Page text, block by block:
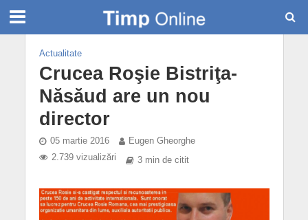
Actualitate
Crucea Roşie Bistriţa-
Năsăud are un nou
director
05 martie 2016
Eugen Gheorghe
2.739 vizualizări
3 min de citit